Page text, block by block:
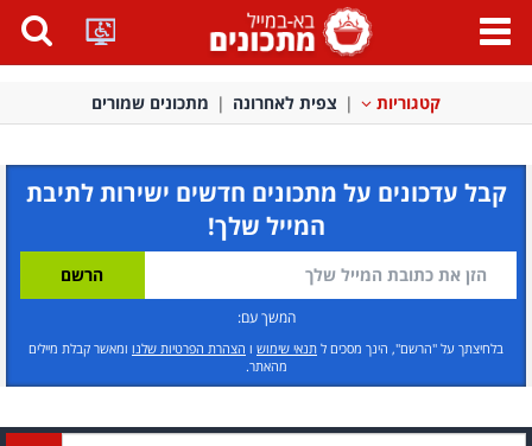
פתח
תפריט
קטגוריות צפית לאחרונה מתכונים שמורים
קבל עדכונים על מתכונים חדשים ישירות לתיבת
המייל שלך!
המשך עם:
בלחיצתך על "הרשם", הינך מסכים ל תנאי שימוש ו הצהרת הפרטיות שלנו ומאשר קבלת מיילים
מהאתר.